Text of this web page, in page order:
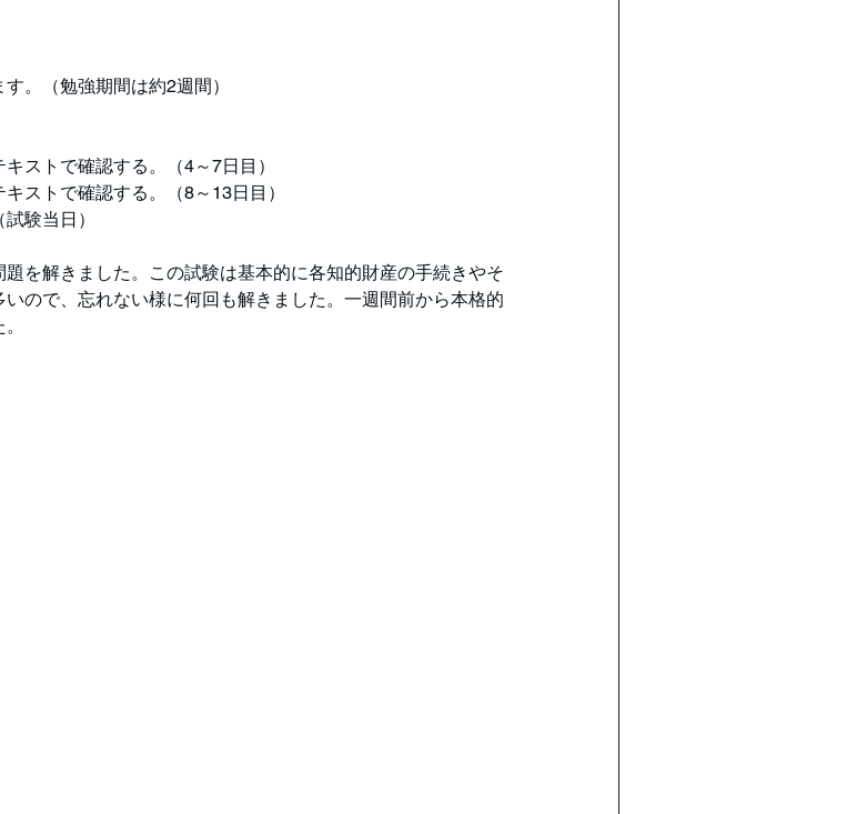
。（勉強期間は約2週間）
ストで確認する。（4～7日目）
ストで確認する。（8～13日目）
験当日）
を解きました。この試験は基本的に各知的財産の手続きやそ
ので、忘れない様に何回も解きました。一週間前から本格的